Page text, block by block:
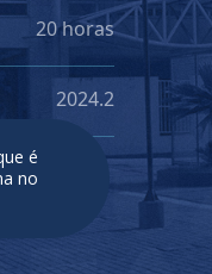
20 horas
2024.2
é
no